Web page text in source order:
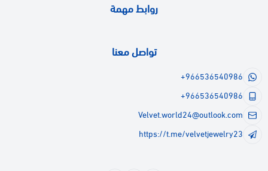
روابط مهمة
تواصل معنا
+966536540986
+966536540986
Velvet.world24@outlook.com
https://t.me/velvetjewelry23